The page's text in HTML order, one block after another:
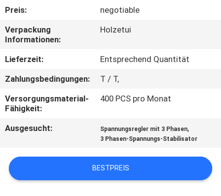
QUALITÄTSKONTROLLE
KONTAKT
UNS
BITTE
UM
ANGEBOT
Preis:
negotiable
Verpackung
Informationen:
Holzetui
Lieferzeit:
Entsprechend Quantität
Zahlungsbedingungen:
T / T,
Versorgungsmaterial-
Fähigkeit:
400 PCS pro Monat
Ausgesucht: Spannungsregler mit 3 Phasen,
3 Phasen-Spannungs-Stabilisator
BESTPREIS